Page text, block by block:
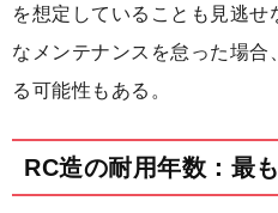
を想定していることも見逃せ
なメンテナンスを怠った場合
る可能性もある。
RC造の耐用年数：最